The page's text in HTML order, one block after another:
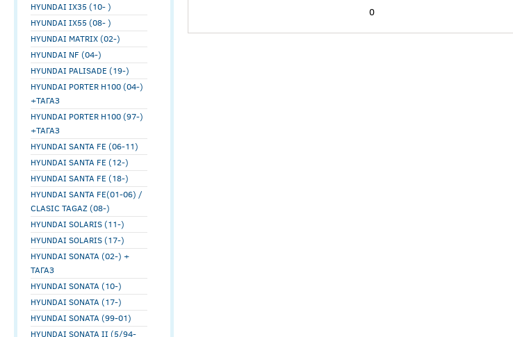
HYUNDAI IX35 (10- )
HYUNDAI IX55 (08- )
HYUNDAI MATRIX (02-)
HYUNDAI NF (04-)
HYUNDAI PALISADE (19-)
HYUNDAI PORTER H100 (04-)
+ТАГАЗ
HYUNDAI PORTER H100 (97-)
+ТАГАЗ
HYUNDAI SANTA FE (06-11)
HYUNDAI SANTA FE (12-)
HYUNDAI SANTA FE (18-)
HYUNDAI SANTA FE(01-06) /
CLASIC TAGAZ (08-)
HYUNDAI SOLARIS (11-)
HYUNDAI SOLARIS (17-)
HYUNDAI SONATA (02-) +
ТАГАЗ
HYUNDAI SONATA (10-)
HYUNDAI SONATA (17-)
HYUNDAI SONATA (99-01)
HYUNDAI SONATA II (5/94-
0